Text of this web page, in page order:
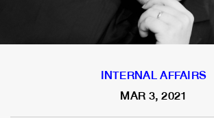
INTERNAL AFFAIRS
MAR 3, 2021